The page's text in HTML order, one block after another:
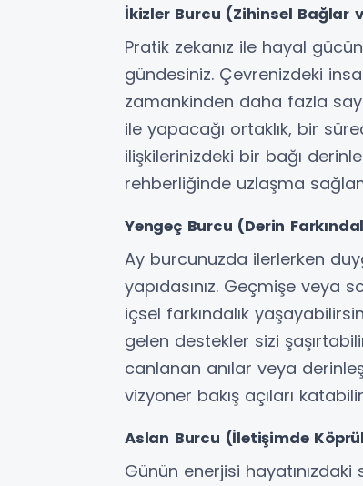
İkizler Burcu (Zihinsel Bağlar
Pratik zekanız ile hayal
gündesiniz. Çevrenizdeki
zamankinden daha fazla
ile yapacağı ortaklık, bir
ilişkilerinizdeki bir bağı
rehberliğinde uzlaşma
Yengeç Burcu (Derin
Ay burcunuzda ilerlerken
yapıdasınız. Geçmişe
içsel farkındalık
gelen destekler sizi
canlanan anılar veya
vizyoner bakış açıları
Aslan Burcu (İletişimde
Günün enerjisi